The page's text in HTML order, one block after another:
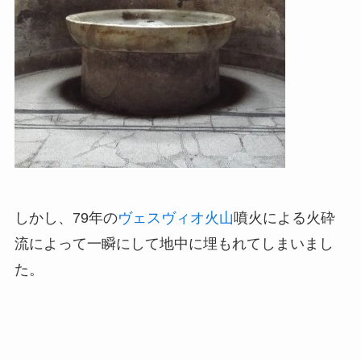
しかし、79年のヴェスヴィオ火山噴火によ る火砕
流によって一瞬にして地中に埋もれてしまいまし
た。